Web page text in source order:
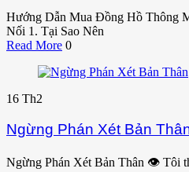
Hướng Dẫn Mua Đồng Hồ Thông
Nối 1. Tại Sao Nên
Read More 0
16 Th2
Ngừng Phán Xét Bản
Ngừng Phán Xét Bản Thân 👁️ Tôi